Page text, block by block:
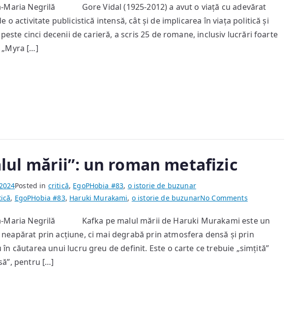
Apostatul
Maria Negrilă Gore Vidal (1925-2012) a avut o viață cu adevărat
o activitate publicistică intensă, cât și de implicarea în viața politică și
cinci decenii de carieră, a scris 25 de romane, inclusiv lucrări foarte
[…]
mării”: un roman metafizic
Posted in critică, EgoPHobia #83, o istorie de buzunar
, EgoPHobia #83, Haruki Murakami, o istorie de buzunarNo Commentson
pe
malul
mării”:
Maria Negrilă Kafka pe malul mării de Haruki Murakami este un
prin acțiune, ci mai degrabă prin atmosfera densă și prin
căutarea unui lucru greu de definit. Este o carte ce trebuie „simțită”
pentru […]